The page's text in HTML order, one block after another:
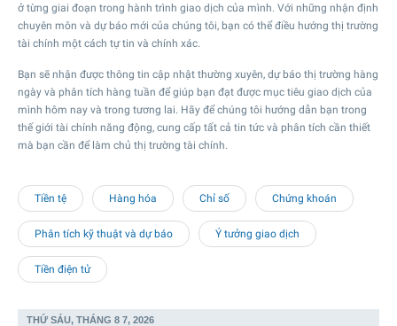
Tiền tệ Hàng hóa Chỉ số Chứng khoán
Phân tích kỹ thuật và dự báo Ý tưởng giao dịch
Tiền điện tử
ở từng giai đoạn trong hành trình giao dịch của mình. Với những nhận định
chuyên môn và dự báo mới của chúng tôi, bạn có thể điều hướng thị trường
tài chính một cách tự tin và chính xác.
Bạn sẽ nhận được thông tin cập nhật thường xuyên, dự báo thị trường hàng
ngày và phân tích hàng tuần để giúp bạn đạt được mục tiêu giao dịch của
mình hôm nay và trong tương lai. Hãy để chúng tôi hướng dẫn bạn trong
thế giới tài chính năng động, cung cấp tất cả tin tức và phân tích cần thiết
mà bạn cần để làm chủ thị trường tài chính.
THỨ SÁU, THÁNG 8 7, 2026